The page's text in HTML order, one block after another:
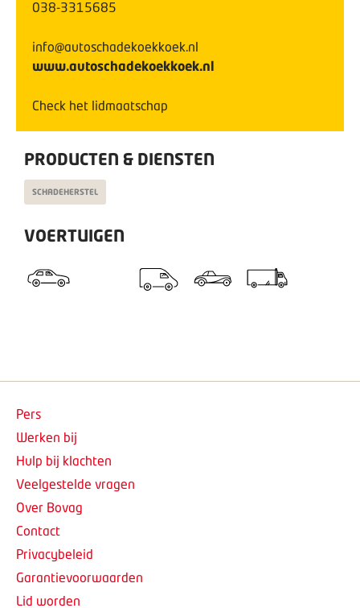
038-3315685
info@autoschadekoekkoek.nl
www.autoschadekoekkoek.nl
Check het lidmaatschap
PRODUCTEN & DIENSTEN
SCHADEHERSTEL
VOERTUIGEN
Pers
Werken bij
Hulp bij klachten
Veelgestelde vragen
Over Bovag
Contact
Privacybeleid
Garantievoorwaarden
Lid worden